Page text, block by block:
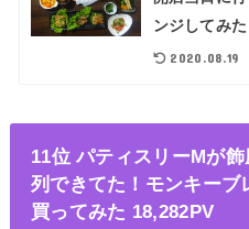
ンジしてみ
2020.08.19
11位 パティスリーMが
列できてた！モンキーブ
買ってみた 18,282PV